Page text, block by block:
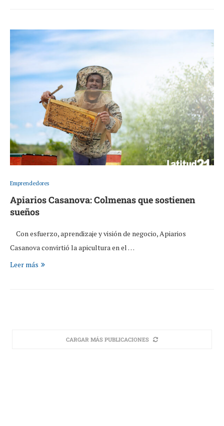
Emprendedores
Apiarios Casanova: Colmenas que sostienen
sueños
Con esfuerzo, aprendizaje y visión de negocio, Apiarios
Casanova convirtió la apicultura en el …
Leer más
CARGAR MÁS PUBLICACIONES